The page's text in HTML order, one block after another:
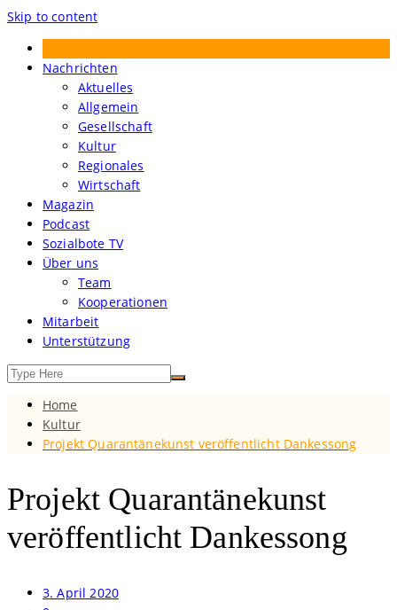
Skip to content
Treibgut – Der Sozialbote
Nachrichten
Aktuelles
Allgemein
Gesellschaft
Kultur
Regionales
Wirtschaft
Magazin
Podcast
Sozialbote TV
Über uns
Team
Kooperationen
Mitarbeit
Unterstützung
Home
Kultur
Projekt Quarantänekunst veröffentlicht Dankessong
Projekt Quarantänekunst
veröffentlicht Dankessong
3. April 2020